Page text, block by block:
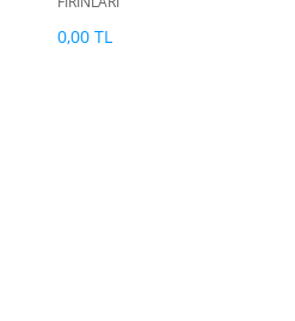
0,00 TL